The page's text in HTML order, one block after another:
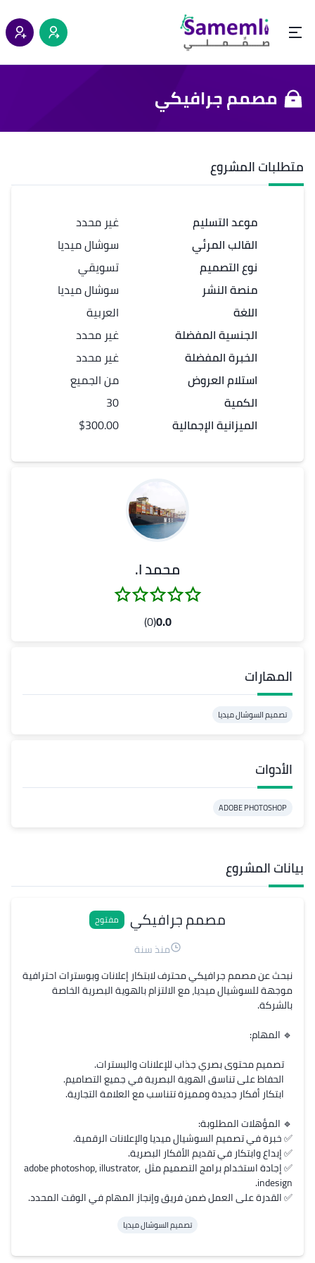
مصمم جرافيكي
متطلبات المشروع
موعد التسليم
القالب المرئي
نوع التصميم
منصة النشر
اللغة
الجنسية المفضلة
الخبرة المفضلة
استلام العروض
الكمية
الميزانية الإجمالية
غير محدد
سوشال ميديا
تسويقي
سوشال ميديا
العربية
غير محدد
غير محدد
من الجميع
30
$300.00
محمد ا.
0.0
(0)
المهارات
تصميم السوشال ميديا
الأدوات
ADOBE PHOTOSHOP
بيانات المشروع
مصمم جرافيكي مفتوح
منذ سنة
✅ إجادة استخدام برامج التصميم مثل adobe photoshop, illustrator,
✅ القدرة على العمل ضمن فريق وإنجاز المهام في الوقت المحدد.
تصميم السوشال ميديا